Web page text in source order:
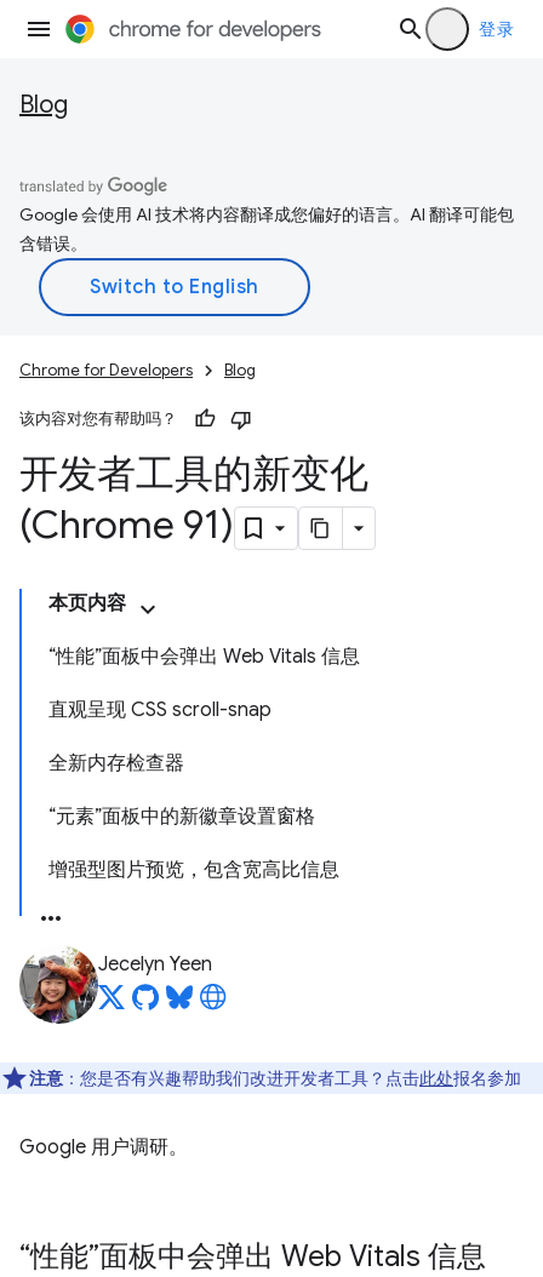
登录
Blog
Google 会使用 AI 技术将内容翻译成您偏好的语言。AI 翻译可能包
含错误。
Chrome for Developers Blog
该内容对您有帮助吗？
开发者工具的新变化
(Chrome 91)
本页内容
“性能”面板中会弹出 Web Vitals 信息
直观呈现 CSS scroll-snap
全新内存检查器
“元素”面板中的新徽章设置窗格
增强型图片预览，包含宽高比信息
Jecelyn Yeen
注意 ：您是否有兴趣帮助我们改进开发者工具？点击此处报名参加
Google 用户调研。
“性能”面板中会弹出 Web Vitals 信息